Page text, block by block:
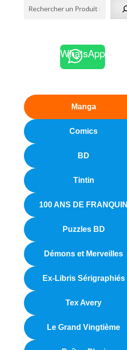
WhatsApp
Manga
Comics
BD
Tintin
100 ANS DE FRANQUIN
Puzzles BD
Démons et Merveilles
Ex-Libris Sérigraphiés
Tex Avery
Le Grand Vingtième